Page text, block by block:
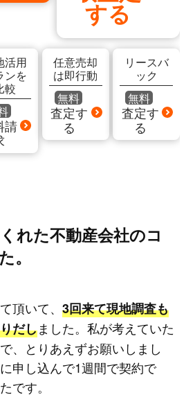
する
活用
ンを
較
請
任意売却
は即行動
無料
査定す
る
リースバ
ック
無料
査定す
る
れた不動産会社のコ
。
頂いて、 3回来て現地調査も
だしました。私が考えていた
、とりあえずお願いしまし
申し込んで1週間で契約で
です。